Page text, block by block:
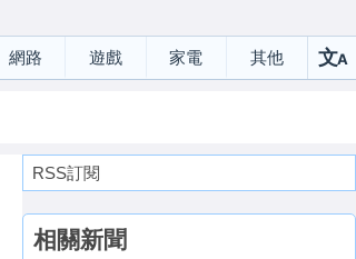
網路 遊戲 家電 其他 文A
RSS訂閱
相關新聞